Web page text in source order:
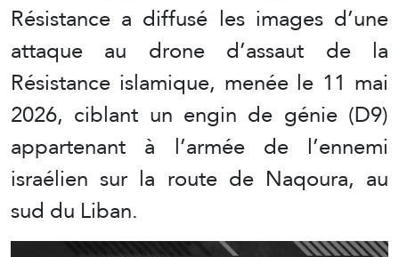
Résistance a diffusé les images d’une
attaque au drone d’assaut de la
Résistance islamique, menée le 11 mai
2026, ciblant un engin de génie (D9)
appartenant à l’armée de l’ennemi
israélien sur la route de Naqoura, au
sud du Liban.